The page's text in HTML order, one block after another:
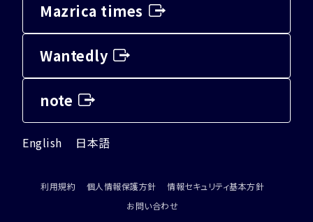
Mazrica times
Wantedly
note
English 日本語
利用規約 個人情報保護方針
情報セキュリティ基本方針
お問い合わせ